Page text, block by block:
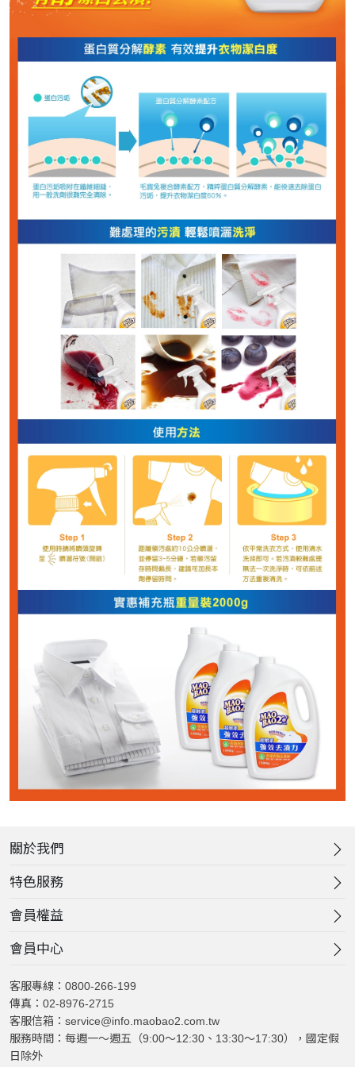
客服專線：0800-266-199
傳真：02-8976-2715
客服信箱：service@info.maobao2.com.tw
服務時間：每週一～週五（9:00～12:30、13:30～17:30），國定假
日除外
關於我們
特色服務
會員權益
會員中心